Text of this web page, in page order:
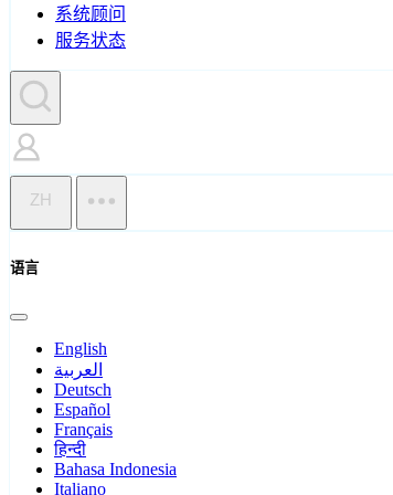
系统顾问
服务状态
ZH
语言
English
العربية
Deutsch
Español
Français
हिन्दी
Bahasa Indonesia
Italiano